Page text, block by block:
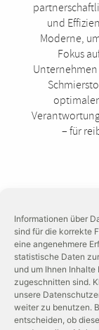
Informationen über
sind für die korrekte
eine angenehmere
statistische Daten
und um Ihnen
zugeschnitten sind.
unsere
weiter zu benutzen.
entscheiden, ob
und
Moderne,
Fokus
– für